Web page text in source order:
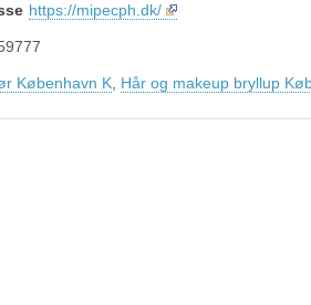
https://mipecph.dk/
København K Hår og makeup bryllup